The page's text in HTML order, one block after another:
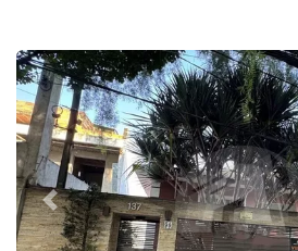
Previous